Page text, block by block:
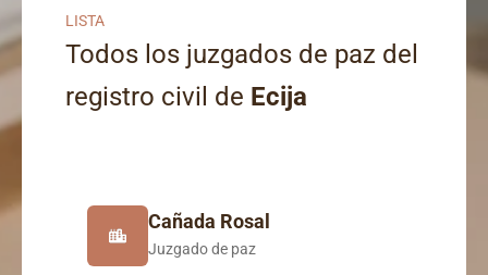
LISTA
Todos los juzgados de paz del
registro civil de Ecija
Cañada Rosal
Juzgado de paz